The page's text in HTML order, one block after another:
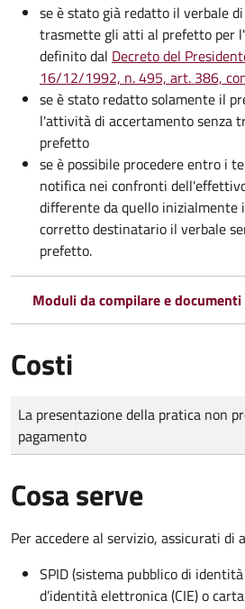
se è stato già redatto il verbale
trasmette gli atti al prefetto per
definito dal Decreto del
16/12/1992, n. 495, art. 386,
se è stato redatto solamente il
l'attività di accertamento senza
prefetto
se è possibile procedere entro i
notifica nei confronti
differente da quello inizialmente
corretto destinatario il verbale
prefetto.
Moduli da compilare e
Costi
Tipo di pagamento
Importo
La presentazione della pratica non
pagamento
Cosa serve
Per accedere al servizio, assicurati di
SPID (sistema pubblico di
d’identità elettronica (CIE) o